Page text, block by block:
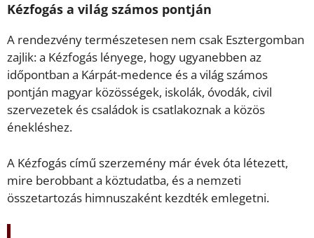
Kézfogás a világ számos pontján
A rendezvény természetesen nem csak Esztergomban
zajlik: a Kézfogás lényege, hogy ugyanebben az
időpontban a Kárpát-medence és a világ számos
pontján magyar közösségek, iskolák, óvodák, civil
szervezetek és családok is csatlakoznak a közös
énekléshez.
A Kézfogás című szerzemény már évek óta létezett,
mire berobbant a köztudatba, és a nemzeti
összetartozás himnuszaként kezdték emlegetni.